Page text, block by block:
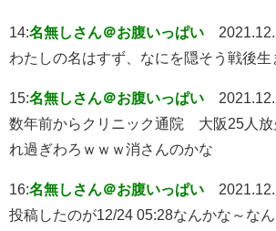
14:名無しさん＠お腹いっぱい
わたしの名はすず、なにを隠そう戦後生
15:名無しさん＠お腹いっぱい
数年前からクリニック通院 大阪25人放
れ過ぎわろｗｗｗ消さんのかな
16:名無しさん＠お腹いっぱい
投稿したのが12/24 05:28なんかな～な